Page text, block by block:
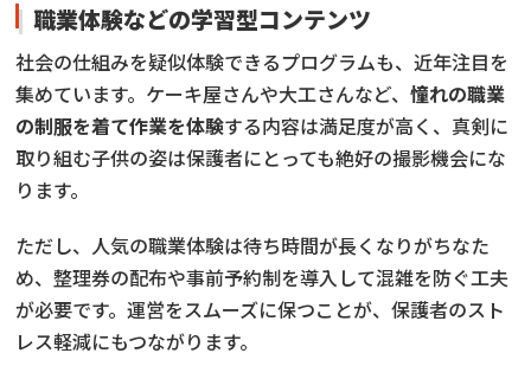
職業体験などの学習型コンテンツ
社会の仕組みを疑似体験できるプログラムも、近年注目を
集めています。ケーキ屋さんや大工さんなど、憧れの職業
の制服を着て作業を体験する内容は満足度が高く、真剣に
取り組む子供の姿は保護者にとっても絶好の撮影機会にな
ります。
ただし、人気の職業体験は待ち時間が長くなりがちなた
め、整理券の配布や事前予約制を導入して混雑を防ぐ工夫
が必要です。運営をスムーズに保つことが、保護者のスト
レス軽減にもつながります。